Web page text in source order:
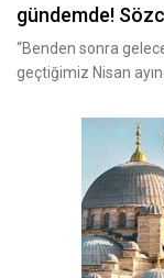
gündemde!
“Benden sonra
geçtiğimiz Nisan